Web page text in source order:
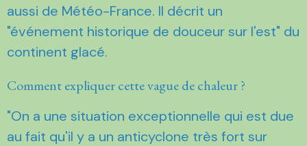
aussi de Météo-France. Il décrit un
"événement historique de douceur sur l'est" du
continent glacé.
Comment expliquer cette vague de chaleur ?
"On a une situation exceptionnelle qui est due
au fait qu'il y a un anticyclone très fort sur